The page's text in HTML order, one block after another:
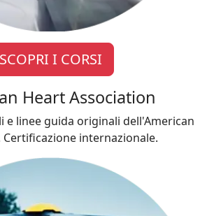
SCOPRI I CORSI
Heart Association
e linee guida originali dell'American
internazionale.